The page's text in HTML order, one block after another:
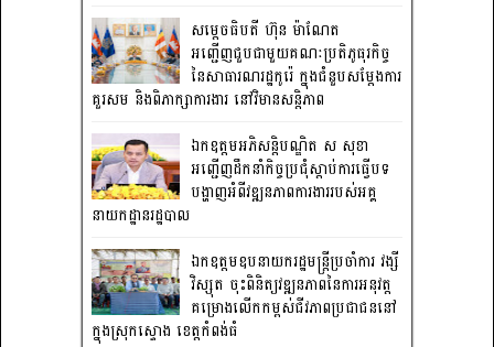
សម្តេចធិបតី ហ៊ុន ម៉ាណែត
អញ្ជើញជួបជាមួយគណៈប្រតិភូធុរកិច្ច
នៃសាធារណរដ្ឋកូរ៉េ ក្នុងជំនួបសម្តែងការ
គួរសម និងពិភាក្សាការងារ នៅវិមានសន្តិភាព
ឯកឧត្តមអភិសន្តិបណ្ឌិត ស សុខា
អញ្ជើញដឹកនាំកិច្ចប្រជុំស្តាប់ការធ្វើបទ
បង្ហាញអំពីវឌ្ឍនភាពការងាររបស់អគ្គ
នាយកដ្ឋានរដ្ឋបាល
ឯកឧត្តមឧបនាយករដ្ឋមន្រ្តីប្រចាំការ វង្សី
វិស្សុត ចុះពិនិត្យវឌ្ឍនភាពនៃការអនុវត្ត
គម្រោងលើកកម្ពស់ជីវភាពប្រជាជននៅ
ក្នុងស្រុកស្ទោង ខេត្តកំពង់ធំ